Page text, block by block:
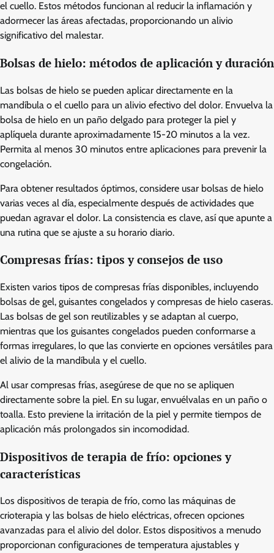
el cuello. Estos métodos funcionan al reducir la inflamación y
adormecer las áreas afectadas, proporcionando un alivio
significativo del malestar.
Bolsas de hielo: métodos de aplicación y duración
Las bolsas de hielo se pueden aplicar directamente en la
mandíbula o el cuello para un alivio efectivo del dolor. Envuelva la
bolsa de hielo en un paño delgado para proteger la piel y
aplíquela durante aproximadamente 15-20 minutos a la vez.
Permita al menos 30 minutos entre aplicaciones para prevenir la
congelación.
Para obtener resultados óptimos, considere usar bolsas de hielo
varias veces al día, especialmente después de actividades que
puedan agravar el dolor. La consistencia es clave, así que apunte a
una rutina que se ajuste a su horario diario.
Compresas frías: tipos y consejos de uso
Existen varios tipos de compresas frías disponibles, incluyendo
bolsas de gel, guisantes congelados y compresas de hielo caseras.
Las bolsas de gel son reutilizables y se adaptan al cuerpo,
mientras que los guisantes congelados pueden conformarse a
formas irregulares, lo que las convierte en opciones versátiles para
el alivio de la mandíbula y el cuello.
Al usar compresas frías, asegúrese de que no se apliquen
directamente sobre la piel. En su lugar, envuélvalas en un paño o
toalla. Esto previene la irritación de la piel y permite tiempos de
aplicación más prolongados sin incomodidad.
Dispositivos de terapia de frío: opciones y
características
Los dispositivos de terapia de frío, como las máquinas de
crioterapia y las bolsas de hielo eléctricas, ofrecen opciones
avanzadas para el alivio del dolor. Estos dispositivos a menudo
proporcionan configuraciones de temperatura ajustables y